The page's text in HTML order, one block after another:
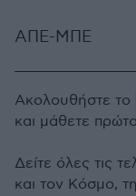
ΑΠΕ-ΜΠΕ
Ακολουθήστε το
και μάθετε
Δείτε όλες τις
και τον Κόσμο,